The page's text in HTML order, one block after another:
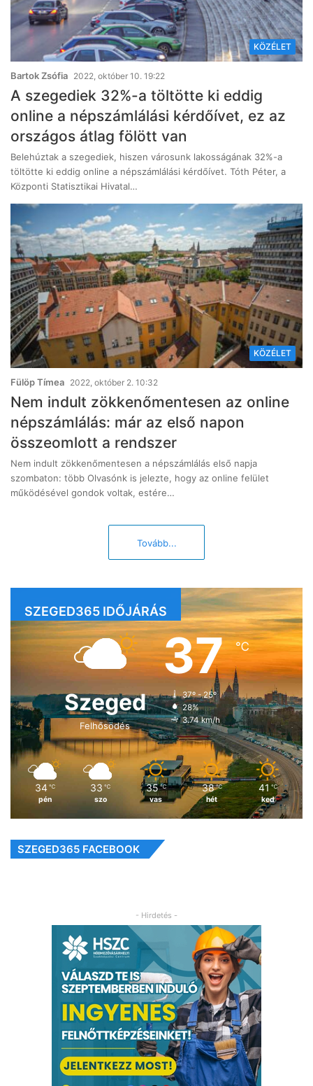
KÖZÉLET
Bartok Zsófia 2022, október 10. 19:22
A szegediek 32%-a töltötte ki eddig
online a népszámlálási kérdőívet, ez az
országos átlag fölött van
Belehúztak a szegediek, hiszen városunk lakosságának 32%-a
töltötte ki eddig online a népszámlálási kérdőívet. Tóth Péter, a
Központi Statisztikai Hivatal…
KÖZÉLET
Fülöp Tímea 2022, október 2. 10:32
Nem indult zökkenőmentesen az online
népszámlálás: már az első napon
összeomlott a rendszer
Nem indult zökkenőmentesen a népszámlálás első napja
szombaton: több Olvasónk is jelezte, hogy az online felület
működésével gondok voltak, estére…
Tovább...
SZEGED365 IDŐJÁRÁS
Szeged
Felhősödés
37℃
37º - 25º
28%
3.74 km/h
34 ℃
pén
33 ℃
szo
35 ℃
vas
38 ℃
hét
41 ℃
ked
SZEGED365 FACEBOOK
- Hirdetés -